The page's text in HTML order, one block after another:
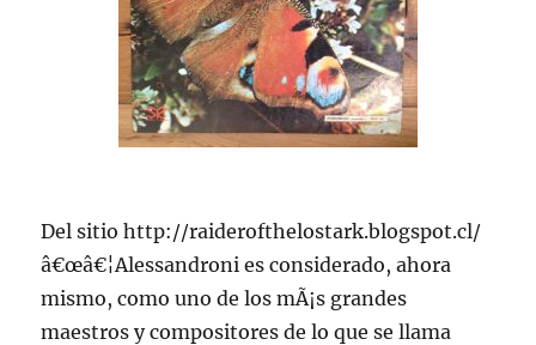
Del sitio http://raiderofthelostark.blogspot.cl/
â€œâ€¦Alessandroni es considerado, ahora
mismo, como uno de los mÃ¡s grandes
maestros y compositores de lo que se llama